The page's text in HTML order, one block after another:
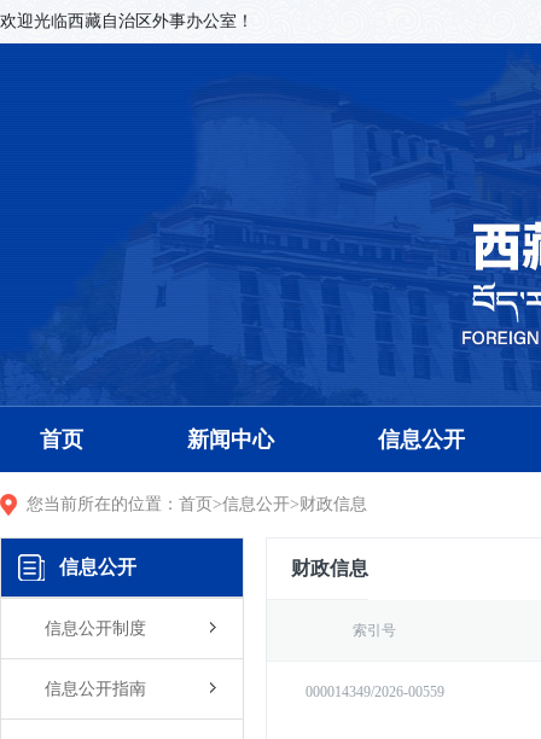
欢迎光临西藏自治区外事办公室！
首页 新闻中心 信息公开
您当前所在的位置： 首页 >信息公开>财政信息
信息公开
信息公开制度
信息公开指南
财政信息
索引号
000014349/2026-00559